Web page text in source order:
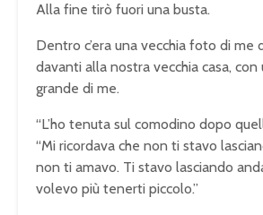
Alla fine tirò fuori una busta.
Dentro c’era una vecchia foto di me
davanti alla nostra vecchia casa, con
grande di me.
“L’ho tenuta sul comodino dopo
“Mi ricordava che non ti stavo
non ti amavo. Ti stavo lasciando
volevo più tenerti piccolo.”